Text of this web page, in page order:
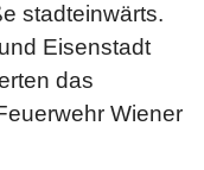
stadteinwärts.
Eisenstadt
das
Wiener